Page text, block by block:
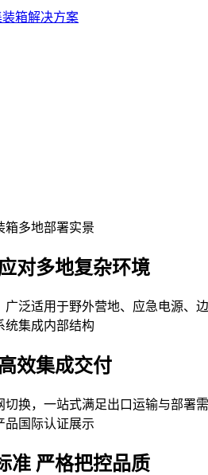
对多地复杂环境
广泛适用于野外营地、应急电源、
效集成交付
切换，一站式满足出口运输与部署
准 严格把控品质